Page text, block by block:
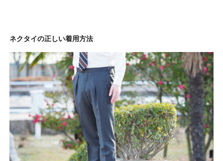
ネクタイの正しい着用方法